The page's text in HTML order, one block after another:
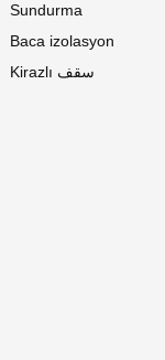
Sundurma
Baca izolasyon
Kirazlı سقف